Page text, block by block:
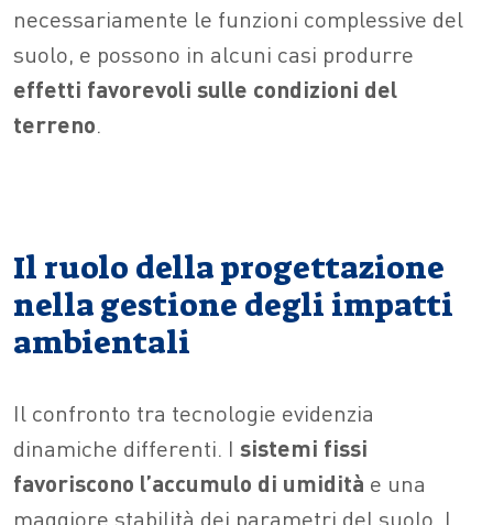
necessariamente le funzioni complessive del
suolo, e possono in alcuni casi produrre
effetti favorevoli sulle condizioni del
terreno.
Il ruolo della progettazione
nella gestione degli impatti
ambientali
Il confronto tra tecnologie evidenzia
dinamiche differenti. I sistemi fissi
favoriscono l’accumulo di umidità e una
maggiore stabilità dei parametri del suolo. I